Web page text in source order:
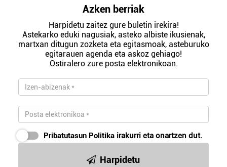
Azken berriak
Harpidetu zaitez gure buletin irekira!
Astekarko eduki nagusiak, asteko albiste ikusienak,
martxan ditugun zozketa eta egitasmoak, asteburuko
egitarauen agenda eta askoz gehiago!
Ostiralero zure posta elektronikoan.
Pribatutasun Politika irakurri eta onartzen dut.
Harpidetu